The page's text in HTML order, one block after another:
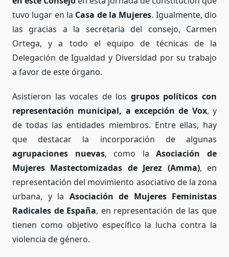
tuvo lugar en la Casa de la Mujeres. Igualmente, dio
las gracias a la secretaria del consejo, Carmen
Ortega, y a todo el equipo de técnicas de la
Delegación de Igualdad y Diversidad por su trabajo
a favor de este órgano.
Asistieron las vocales de los grupos políticos con
representación municipal, a excepción de Vox, y
de todas las entidades miembros. Entre ellas, hay
que destacar la incorporación de algunas
agrupaciones nuevas, como la Asociación de
Mujeres Mastectomizadas de Jerez (Amma), en
representación del movimiento asociativo de la zona
urbana, y la Asociación de Mujeres Feministas
Radicales de España, en representación de las que
tienen como objetivo específico la lucha contra la
violencia de género.